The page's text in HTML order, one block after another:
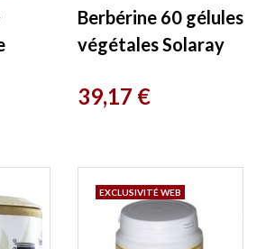
Berbérine 60 gélules
végétales Solaray
Prix
39,17 €
EXCLUSIVITÉ WEB